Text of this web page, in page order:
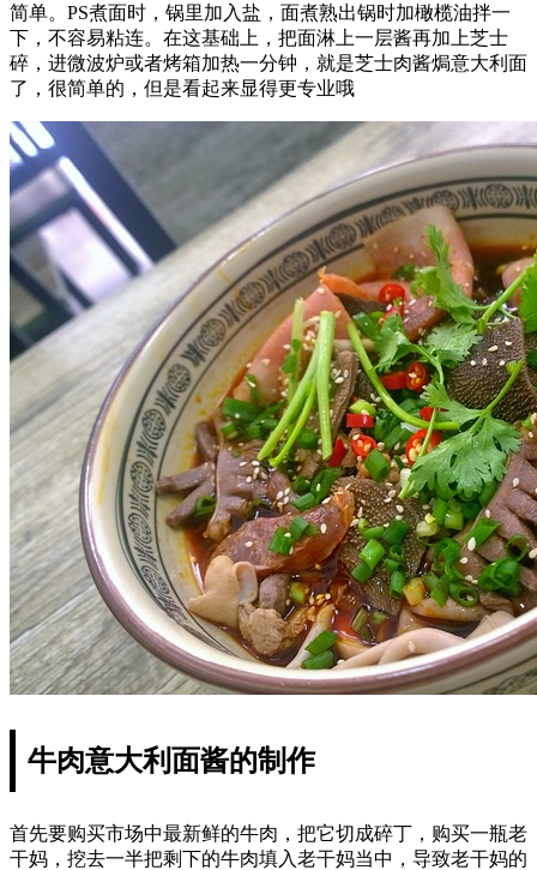
简单。PS煮面时，锅里加入盐，面煮熟出锅时加橄榄油拌一
下，不容易粘连。在这基础上，把面淋上一层酱再加上芝士
碎，进微波炉或者烤箱加热一分钟，就是芝士肉酱焗意大利面
了，很简单的，但是看起来显得更专业哦
牛肉意大利面酱的制作
首先要购买市场中最新鲜的牛肉，把它切成碎丁，购买一瓶老
干妈，挖去一半把剩下的牛肉填入老干妈当中，导致老干妈的